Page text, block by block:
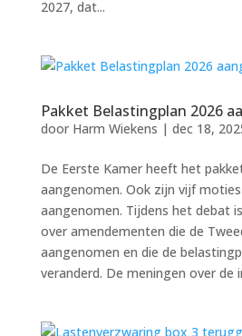
2027, dat...
Pakket Belastingplan 2026
door Harm Wiekens | dec 18,
De Eerste Kamer heeft het
aangenomen. Ook zijn vijf moties
aangenomen. Tijdens het debat
over amendementen die de
aangenomen en die de
veranderd. De meningen over de